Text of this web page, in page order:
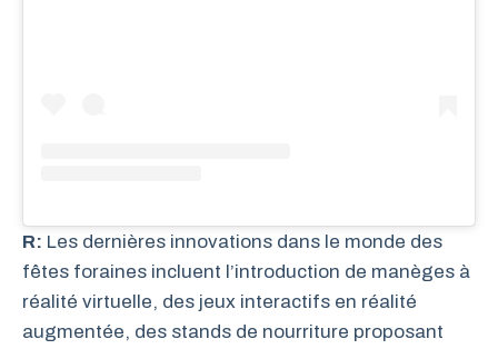
R: Les dernières innovations dans le monde des
fêtes foraines incluent l’introduction de manèges à
réalité virtuelle, des jeux interactifs en réalité
augmentée, des stands de nourriture proposant